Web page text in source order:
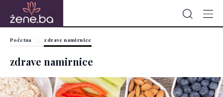
Početna zdrave namirnice
zdrave namirnice